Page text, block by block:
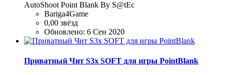
AutoShoot Point Blank By S@tEc
Bariga4Game
0,00 звёзд
Обновлено: 6 Сен 2020
Приватный Чит S3x SOFT для игры PointBlank